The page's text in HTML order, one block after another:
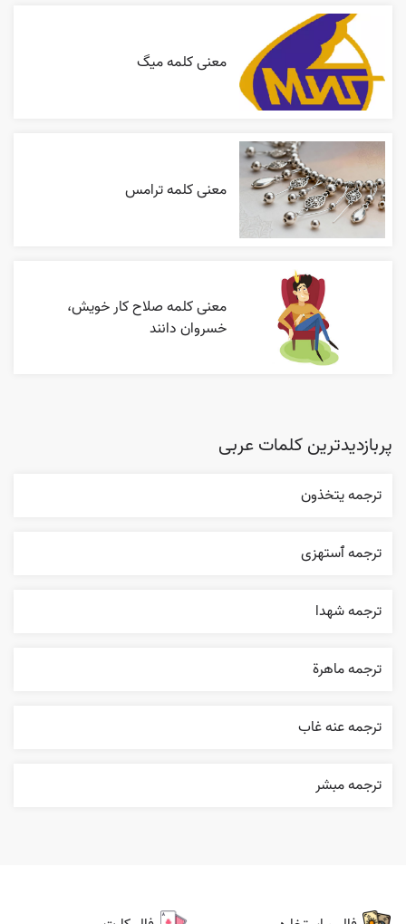
معنی کلمه میگ
معنی کلمه ترامس
معنی کلمه صلاح کار خویش،
خسروان دانند
پربازدیدترین کلمات عربی
ترجمه يتخذون
ترجمه ٱستهزی
ترجمه شهدا
ترجمه ماهرة
ترجمه عنه غاب
ترجمه مبشر